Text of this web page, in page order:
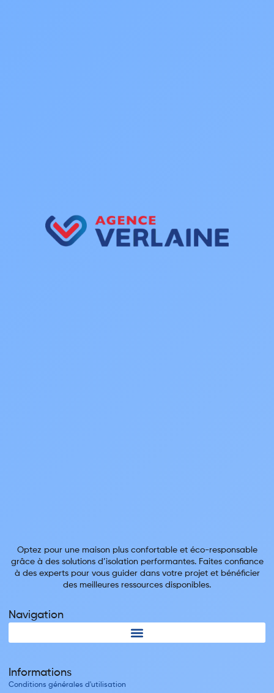
Optez pour une maison plus confortable et éco-responsable
grâce à des solutions d’isolation performantes. Faites confiance
à des experts pour vous guider dans votre projet et bénéficier
des meilleures ressources disponibles.
Navigation
Informations
Conditions générales d'utilisation